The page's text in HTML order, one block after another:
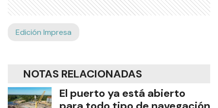
Edición Impresa
NOTAS RELACIONADAS
El puerto ya está abierto